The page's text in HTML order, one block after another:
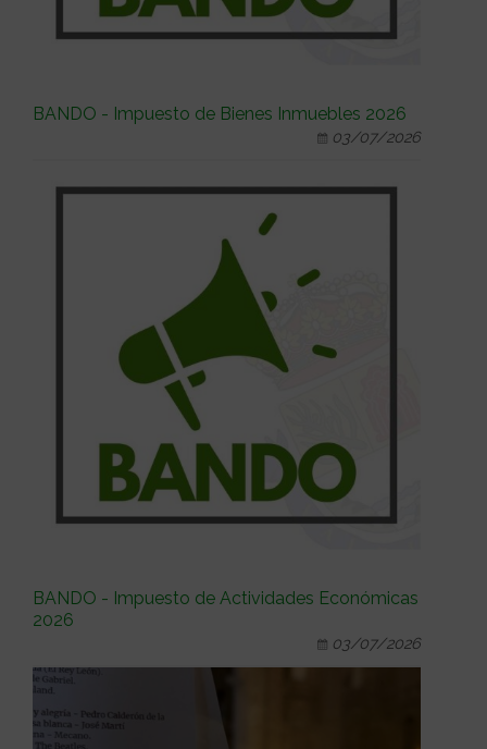
BANDO - Impuesto de Bienes Inmuebles 2026
03/07/2026
BANDO - Impuesto de Actividades Económicas
2026
03/07/2026